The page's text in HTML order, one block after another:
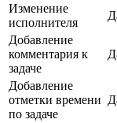
Изменение
исполнителя
Добавление
комментария к
задаче
Добавление
отметки времени
по задаче